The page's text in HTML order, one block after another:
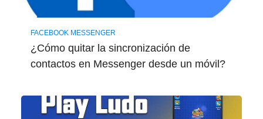
FACEBOOK MESSENGER
¿Cómo quitar la sincronización de
contactos en Messenger desde un móvil?